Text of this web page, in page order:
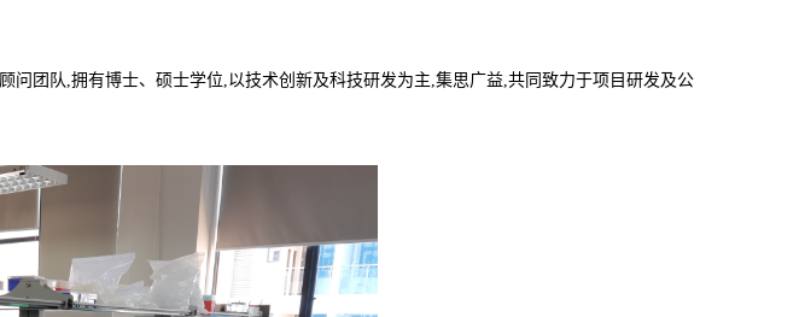
团队,拥有博士、硕士学位,以技术创新及科技研发为主,集思广益,共同致力于项目研发及公